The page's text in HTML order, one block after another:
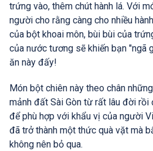
trứng vào, thêm chút hành lá. Với
người cho rằng càng cho nhiều
của bột khoai môn, bùi bùi của
của nước tương sẽ khiến bạn "ngã
ăn này đấy!
Món bột chiên này theo chân
mảnh đất Sài Gòn từ rất lâu đời
để phù hợp với khẩu vị của người
đã trở thành một thức quà vặt mà
không nên bỏ qua.